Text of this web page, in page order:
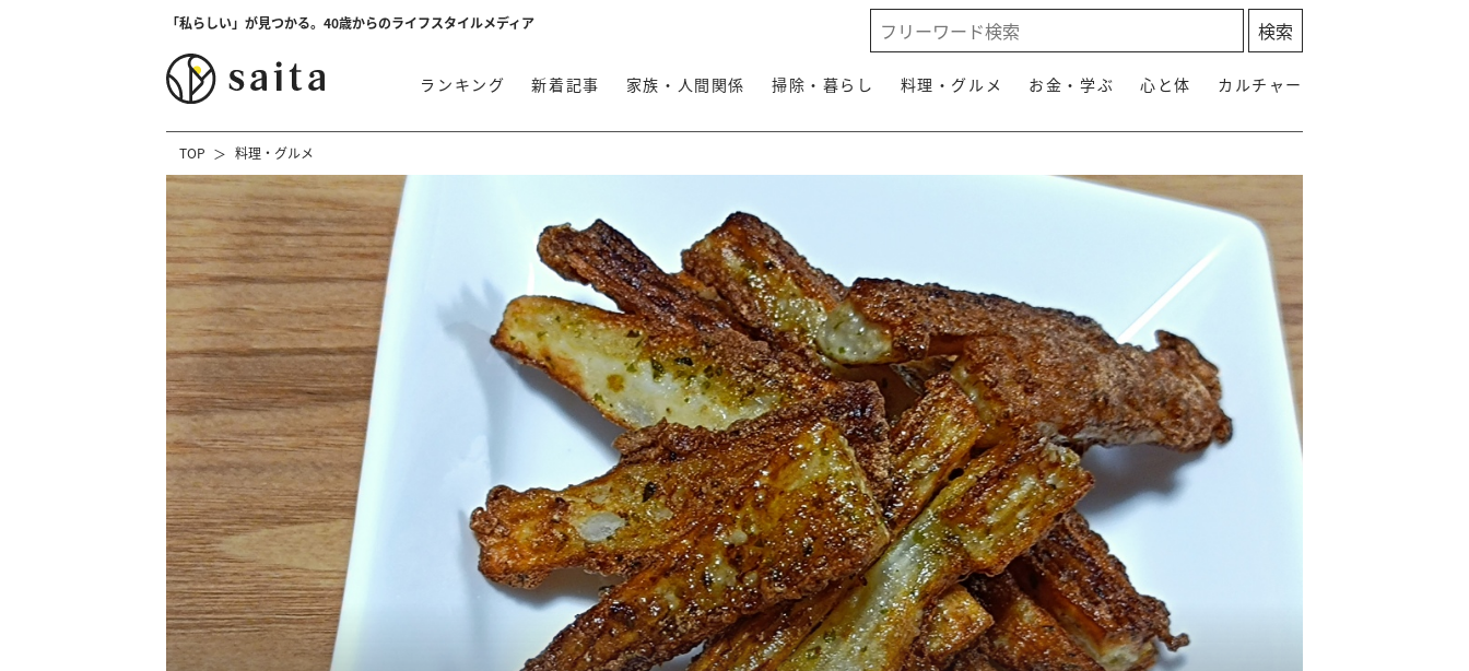
「私らしい」が見つかる。40歳からのライフスタイルメディア
ランキング 新着記事 家族・人間関係 掃除・暮らし 料理・グルメ お金・学ぶ 心と体 カルチャー
TOP 料理・グルメ